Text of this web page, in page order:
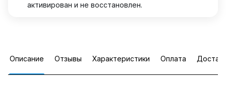
активирован и не восстановлен.
Описание Отзывы Характеристики Оплата